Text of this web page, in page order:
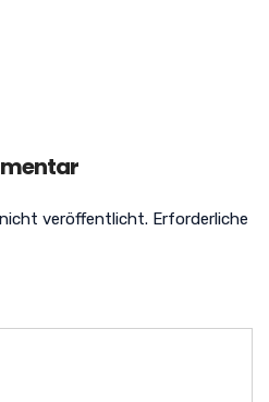
veröffentlicht. Erforderliche